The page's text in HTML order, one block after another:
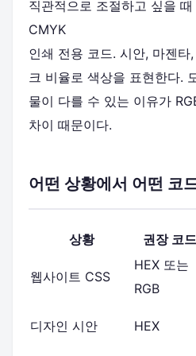
직관적으로 조절하고 싶을 때
CMYK
인쇄 전용 코드. 시안, 마젠타
크 비율로 색상을 표현한다.
물이 다를 수 있는 이유가
차이 때문이다.
어떤 상황에서 어떤 코
상황 권장 코드
웹사이트 CSS
HEX 또는
RGB
디자인 시안 HEX